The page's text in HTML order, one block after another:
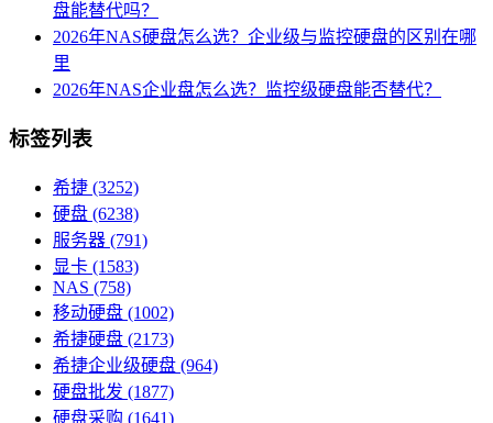
盘能替代吗？
2026年NAS硬盘怎么选？企业级与监控硬盘的区别在哪
里
2026年NAS企业盘怎么选？监控级硬盘能否替代？
标签列表
希捷 (3252)
硬盘 (6238)
服务器 (791)
显卡 (1583)
NAS (758)
移动硬盘 (1002)
希捷硬盘 (2173)
希捷企业级硬盘 (964)
硬盘批发 (1877)
硬盘采购 (1641)